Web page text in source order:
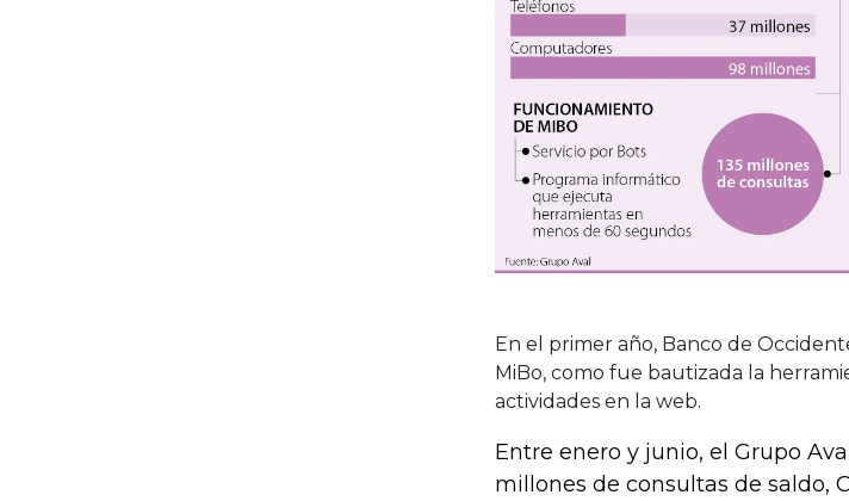
En el primer año, Banco de
MiBo, como fue bautizada la
actividades en la web.
Entre enero y junio, el Grupo
millones de consultas de saldo,